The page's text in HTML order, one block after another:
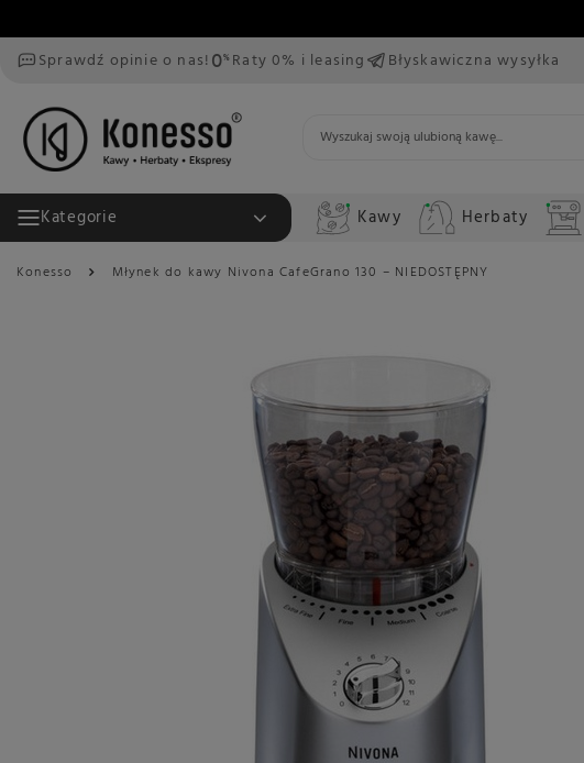
Sprawdź opinie o nas!
Raty 0% i leasing Błyskawiczna wysyłka
Kategorie Kawy Herbaty
Konesso Młynek do kawy Nivona CafeGrano 130 – NIEDOSTĘPNY